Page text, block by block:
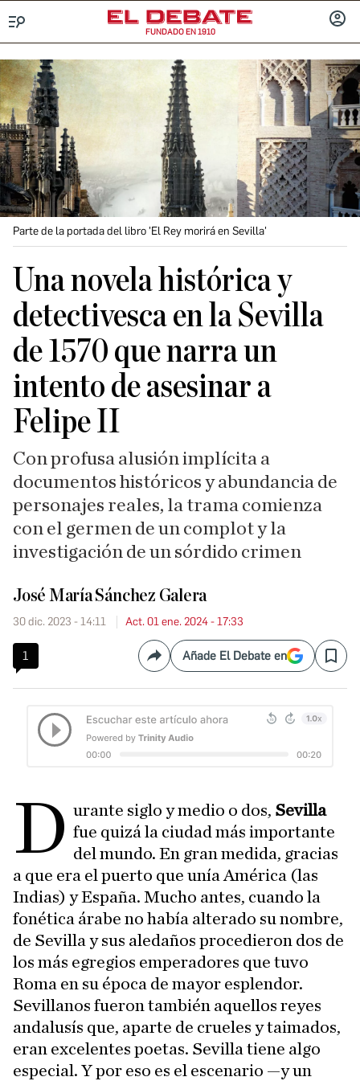
FUNDADO EN 1910
Parte de la portada del libro 'El Rey morirá en Sevilla'
Una novela histórica y
detectivesca en la Sevilla
de 1570 que narra un
intento de asesinar a
Felipe II
Con profusa alusión implícita a
documentos históricos y abundancia de
personajes reales, la trama comienza
con el germen de un complot y la
investigación de un sórdido crimen
José María Sánchez Galera
30 dic. 2023 - 14:11 Act. 01 ene. 2024 - 17:33
1 CompartirAñade El Debate en Save
D urante siglo y medio o dos, Sevilla
fue quizá la ciudad más importante
del mundo. En gran medida, gracias
a que era el puerto que unía América (las
Indias) y España. Mucho antes, cuando la
fonética árabe no había alterado su nombre,
de Sevilla y sus aledaños procedieron dos de
los más egregios emperadores que tuvo
Roma en su época de mayor esplendor.
Sevillanos fueron también aquellos reyes
andalusís que, aparte de crueles y taimados,
eran excelentes poetas. Sevilla tiene algo
especial. Y por eso es el escenario —y un